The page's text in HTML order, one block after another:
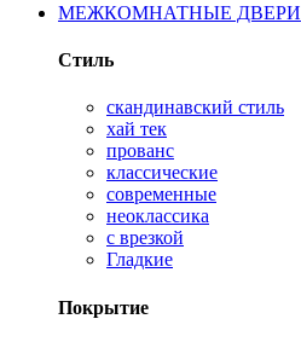
МЕЖКОМНАТНЫЕ ДВЕРИ
Стиль
скандинавский стиль
хай тек
прованс
классические
современные
неоклассика
с врезкой
Гладкие
Покрытие